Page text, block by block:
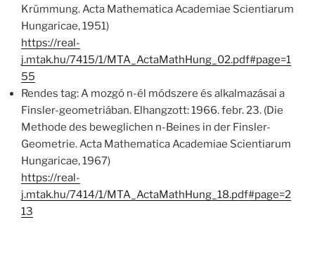
Krümmung. Acta Mathematica Academiae Scientiarum
Hungaricae, 1951)
https://real-
j.mtak.hu/7415/1/MTA_ActaMathHung_02.pdf#page=1
55
Rendes tag: A mozgó n-él módszere és alkalmazásai a
Finsler-geometriában. Elhangzott: 1966. febr. 23. (Die
Methode des beweglichen n-Beines in der Finsler-
Geometrie. Acta Mathematica Academiae Scientiarum
Hungaricae, 1967)
https://real-
j.mtak.hu/7414/1/MTA_ActaMathHung_18.pdf#page=2
13